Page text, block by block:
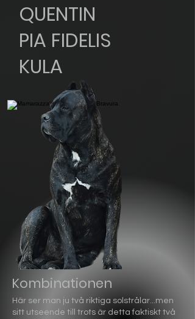
QUENTIN
PIA FIDELIS
KULA
Kombinationen
Här ser man ju två riktiga solstrålar...men
sitt utseende till trots är detta faktiskt två